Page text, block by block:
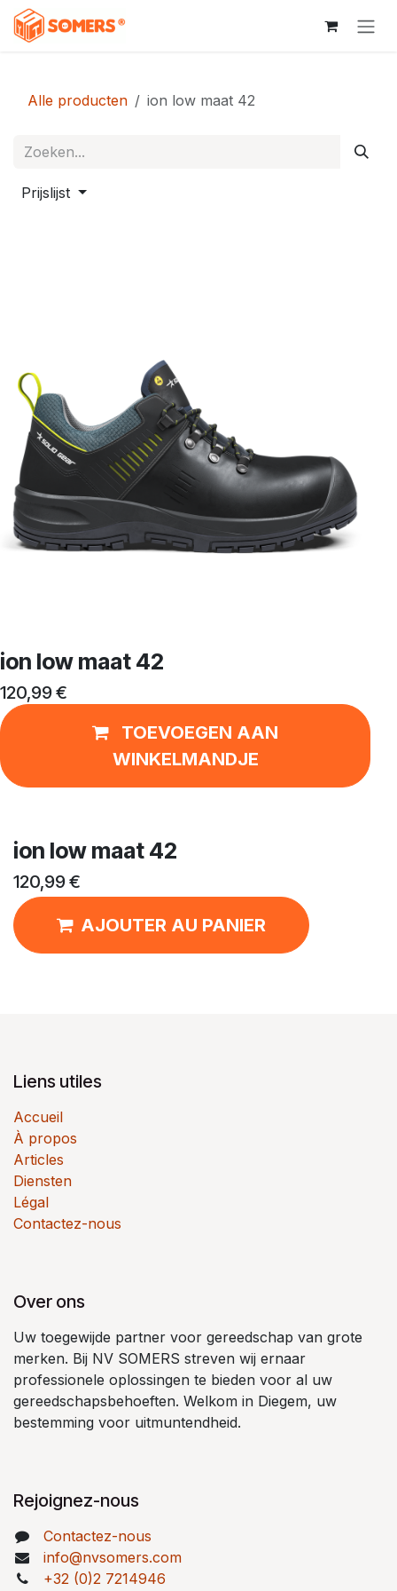
Overslaan naar inhoud
Alle producten ion low maat 42
Prijslijst
ion low maat 42
120,99€
TOEVOEGEN AAN
WINKELMANDJE
ion low maat 42
120,99€
AJOUTER AU PANIER
Liens utiles
Accueil
À propos
Articles
Diensten
Légal
Contactez-nous
Over ons
Uw toegewijde partner voor gereedschap van grote
merken. Bij NV SOMERS streven wij ernaar
professionele oplossingen te bieden voor al uw
gereedschapsbehoeften. Welkom in Diegem, uw
bestemming voor uitmuntendheid.
Rejoignez-nous
Contactez-nous
info@nvsomers.com
+32 (0)2 7214946